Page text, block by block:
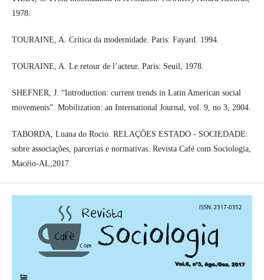
1978.
TOURAINE, A. Crítica da modernidade. Paris: Fayard. 1994.
TOURAINE, A. Le retour de l’acteur. Paris: Seuil, 1978.
SHEFNER, J. “Introduction: current trends in Latin American social
movements”. Mobilization: an International Journal, vol. 9, no 3, 2004.
TABORDA, Luana do Rocio. RELAÇÕES ESTADO - SOCIEDADE:
sobre associações, parcerias e normativas. Revista Café com Sociologia,
Macéio-AL,2017.